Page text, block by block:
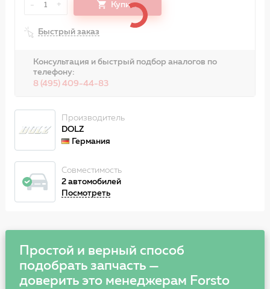
- 1 + Купить
Быстрый заказ
Консультация и быстрый подбор аналогов по
телефону:
8 (495) 409-44-83
Производитель
DOLZ
Германия
Совместимость
2 автомобилей
Посмотреть
Простой и верный способ
подобрать запчасть —
доверить это менеджерам Forsto